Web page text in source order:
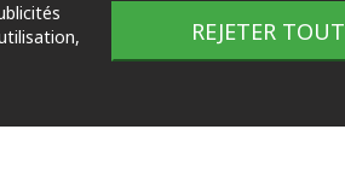
REJETER TOUT